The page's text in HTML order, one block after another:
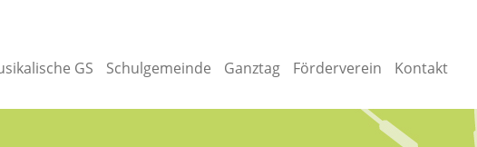
GS Schulgemeinde Ganztag Förderverein Kontakt